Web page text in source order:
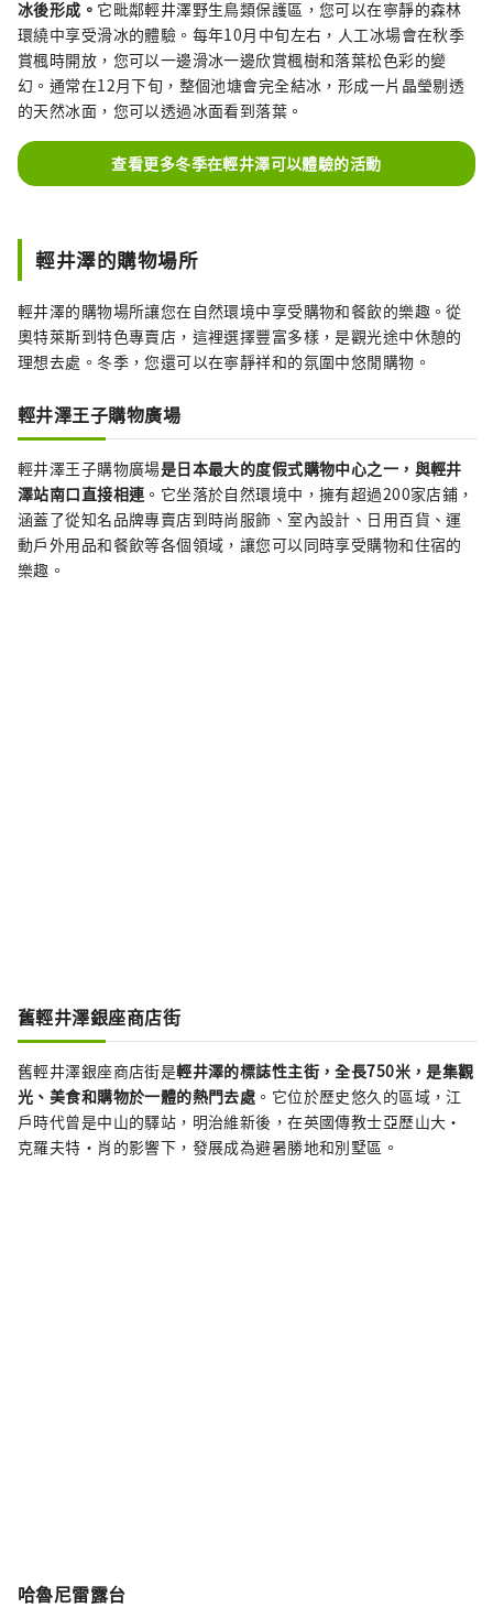
冰後形成。 它毗鄰輕井澤野生鳥類保護區，您可以在寧靜的森林
環繞中享受滑冰的體驗。每年10月中旬左右，人工冰場會在秋季
賞楓時開放，您可以一邊滑冰一邊欣賞楓樹和落葉松色彩的變
幻。通常在12月下旬，整個池塘會完全結冰，形成一片晶瑩剔透
的天然冰面，您可以透過冰面看到落葉。
查看更多冬季在輕井澤可以體驗的活動
輕井澤的購物場所
輕井澤的購物場所讓您在自然環境中享受購物和餐飲的樂趣。從
奧特萊斯到特色專賣店，這裡選擇豐富多樣，是觀光途中休憩的
理想去處。冬季，您還可以在寧靜祥和的氛圍中悠閒購物。
輕井澤王子購物廣場
輕井澤王子購物廣場是日本最大的度假式購物中心之一，與輕井
澤站南口直接相連 。它坐落於自然環境中，擁有超過200家店鋪，
涵蓋了從知名品牌專賣店到時尚服飾、室內設計、日用百貨、運
動戶外用品和餐飲等各個領域，讓您可以同時享受購物和住宿的
樂趣。
舊輕井澤銀座商店街
舊輕井澤銀座商店街是輕井澤的標誌性主街，全長750米，是集觀
光、美食和購物於一體的熱門去處 。它位於歷史悠久的區域，江
戶時代曾是中山的驛站，明治維新後，在英國傳教士亞歷山大·
克羅夫特·肖的影響下，發展成為避暑勝地和別墅區。
哈魯尼雷露台